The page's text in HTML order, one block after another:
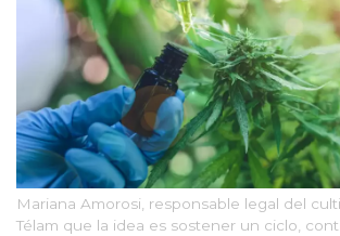
Mariana Amorosi, responsable legal del
Télam que la idea es sostener un ciclo,